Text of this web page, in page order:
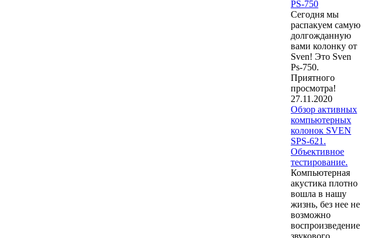
PS-750
Сегодня мы
распакуем самую
долгожданную
вами колонку от
Sven! Это Sven
Ps-750.
Приятного
просмотра!
27.11.2020
Обзор активных
компьютерных
колонок SVEN
SPS-621.
Объективное
тестирование.
Компьютерная
акустика плотно
вошла в нашу
жизнь, без нее не
возможно
воспроизведение
звукового